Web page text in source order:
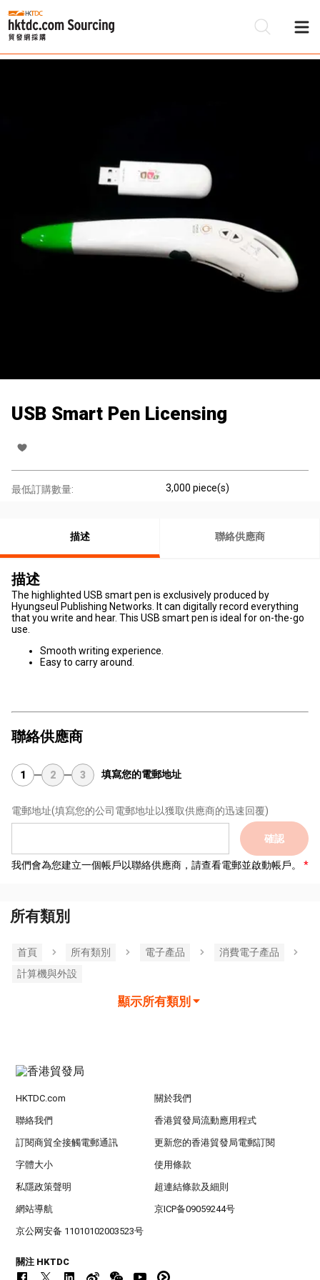
USB Smart Pen Licensing
最低訂購數量: 3,000 piece(s)
描述 聯絡供應商
描述
The highlighted USB smart pen is exclusively produced by
Hyungseul Publishing Networks. It can digitally record everything
that you write and hear. This USB smart pen is ideal for on-the-go
use.
Smooth writing experience.
Easy to carry around.
聯絡供應商
1 2 3 填寫您的電郵地址
電郵地址(填寫您的公司電郵地址以獲取供應商的迅速回覆)
確認
我們會為您建立一個帳戶以聯絡供應商，請查看電郵並啟動帳戶。
所有類別
首頁 所有類別 電子產品
消費電子產品
計算機與外設
顯示所有類別
HKTDC.com 關於我們
聯絡我們 香港貿發局流動應用程式
訂閱商貿全接觸電郵通訊 更新您的香港貿發局電郵訂閱
字體大小 使用條款
私隱政策聲明 超連結條款及細則
網站導航 京ICP备09059244号
京公网安备 11010102003523号
關注 HKTDC